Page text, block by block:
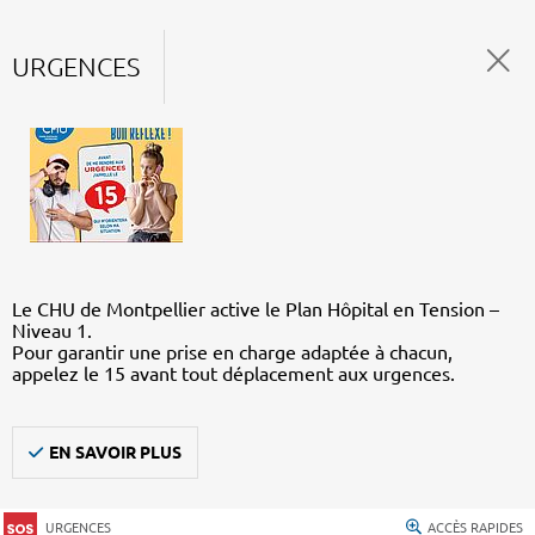
URGENCES
Le CHU de Montpellier active le Plan Hôpital en Tension –
Niveau 1.
Pour garantir une prise en charge adaptée à chacun,
appelez le 15 avant tout déplacement aux urgences.
EN SAVOIR PLUS
URGENCES ACCÈS RAPIDES